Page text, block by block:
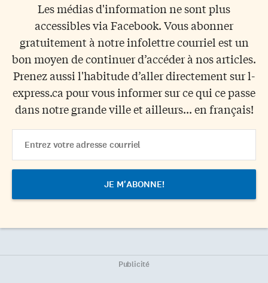
Les médias d'information ne sont plus
accessibles via Facebook. Vous abonner
gratuitement à notre infolettre courriel est un
bon moyen de continuer d’accéder à nos articles.
Prenez aussi l'habitude d’aller directement sur l-
express.ca pour vous informer sur ce qui ce passe
dans notre grande ville et ailleurs... en français!
Address
Publicité